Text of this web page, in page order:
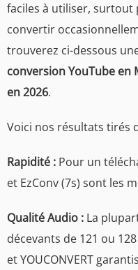
faciles à utiliser,
convertir
trouverez ci-dessous
conversion YouTube en
en 2026.
Voici nos résultats tirés
Rapidité : Pour un
et EzConv (7s) sont les
Qualité Audio : La
décevants de 121 ou
et YOUCONVERT